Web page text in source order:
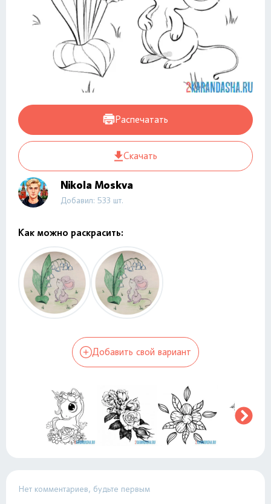
Распечатать
Скачать
Nikola Moskva
Добавил: 533 шт.
Как можно раскрасить:
Добавить свой вариант
Нет комментариев, будьте первым